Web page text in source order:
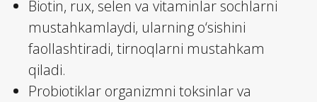
Biotin, rux, selen va vitaminlar sochlarni
mustahkamlaydi, ularning o‘sishini
faollashtiradi, tirnoqlarni mustahkam
qiladi.
Probiotiklar organizmni toksinlar va